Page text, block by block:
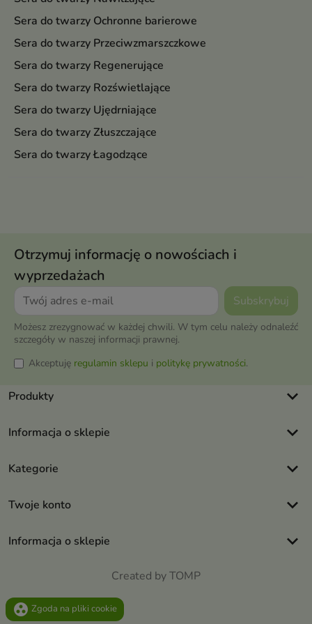
Sera do twarzy Ochronne barierowe
Sera do twarzy Przeciwzmarszczkowe
Sera do twarzy Regenerujące
Sera do twarzy Rozświetlające
Sera do twarzy Ujędrniające
Sera do twarzy Złuszczające
Sera do twarzy Łagodzące
Otrzymuj informację o nowościach i
wyprzedażach
Możesz zrezygnować w każdej chwili. W tym celu należy odnaleźć
szczegóły w naszej informacji prawnej.
Akceptuję regulamin sklepu i politykę prywatności.
Produkty keyboard_arrow_down
Informacja o sklepie keyboard_arrow_down
Kategorie keyboard_arrow_down
Twoje konto keyboard_arrow_down
Informacja o sklepie keyboard_arrow_down
Created by TOMP
group_work Zgoda na pliki cookie